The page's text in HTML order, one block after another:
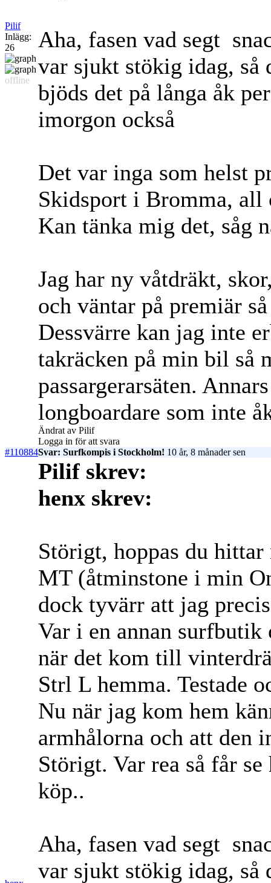
Pilif
Inlägg:
26
offline
Aha, fasen vad segt
var sjukt stökig idag,
bjöds det på långa åk
imorgon också
Det var inga som helst
Skidsport i Bromma, all
Kan tänka mig det, såg
Jag har ny våtdräkt,
och väntar på premiär
Dessvärre kan jag inte
takräcken på min bil så
passargerarsäten.
longboardare som inte
Ändrat av Pilif
Logga in för att svara
#110884Svar: Surfkompis i Stockholm! 10 år, 8 månader sen
Pilif skrev:
henx skrev:
Störigt, hoppas du hittar
MT (åtminstone i min
dock tyvärr att jag
Var i en annan
när det kom till
Strl L hemma. Testade
Nu när jag kom hem
armhålorna och att den
Störigt. Var rea så får
köp..
Aha, fasen vad segt
var sjukt stökig idag,